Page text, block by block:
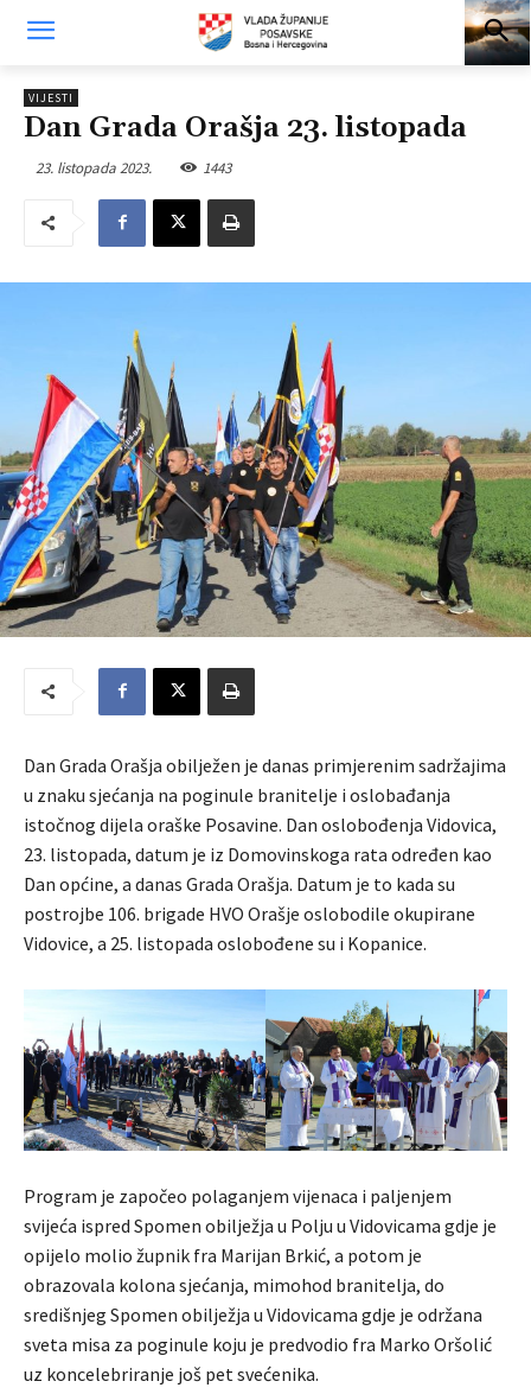
VIJESTI
Dan Grada Orašja 23. listopada
23. listopada 2023. 1443
Dan Grada Orašja obilježen je danas primjerenim sadržajima
u znaku sjećanja na poginule branitelje i oslobađanja
istočnog dijela oraške Posavine. Dan oslobođenja Vidovica,
23. listopada, datum je iz Domovinskoga rata određen kao
Dan općine, a danas Grada Orašja. Datum je to kada su
postrojbe 106. brigade HVO Orašje oslobodile okupirane
Vidovice, a 25. listopada oslobođene su i Kopanice.
Program je započeo polaganjem vijenaca i paljenjem
svijeća ispred Spomen obilježja u Polju u Vidovicama gdje je
opijelo molio župnik fra Marijan Brkić, a potom je
obrazovala kolona sjećanja, mimohod branitelja, do
središnjeg Spomen obilježja u Vidovicama gdje je održana
sveta misa za poginule koju je predvodio fra Marko Oršolić
uz koncelebriranje još pet svećenika.